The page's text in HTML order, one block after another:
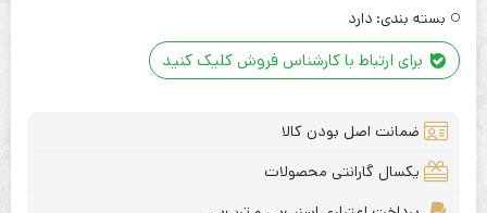
بسته بندی: دارد
برای ارتباط با کارشناس فروش کلیک کنید
ضمانت اصل بودن کالا
یکسال گارانتی محصولات